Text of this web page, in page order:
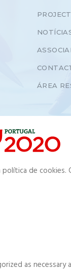
ÁREA
de cookies.
as necessary